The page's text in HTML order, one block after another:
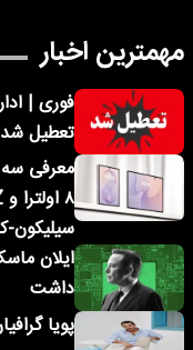
مهمترین اخبار
تعطیل
سیلیکون-
داشت
پویا